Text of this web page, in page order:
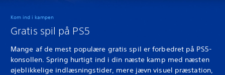
Kom ind i kampen
Gratis spil på PS5
Mange af de mest populære gratis spil er forbedret på PS5-
konsollen. Spring hurtigt ind i din næste kamp med næsten
øjeblikkelige indlæsningstider, mere jævn visuel præstation,